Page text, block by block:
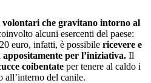
che gravitano intorno al
alcuni esercenti del paese:
euro, infatti, è possibile ricevere e
per l’iniziativa. Il
coibentate per tenere al caldo i
all’interno del canile.